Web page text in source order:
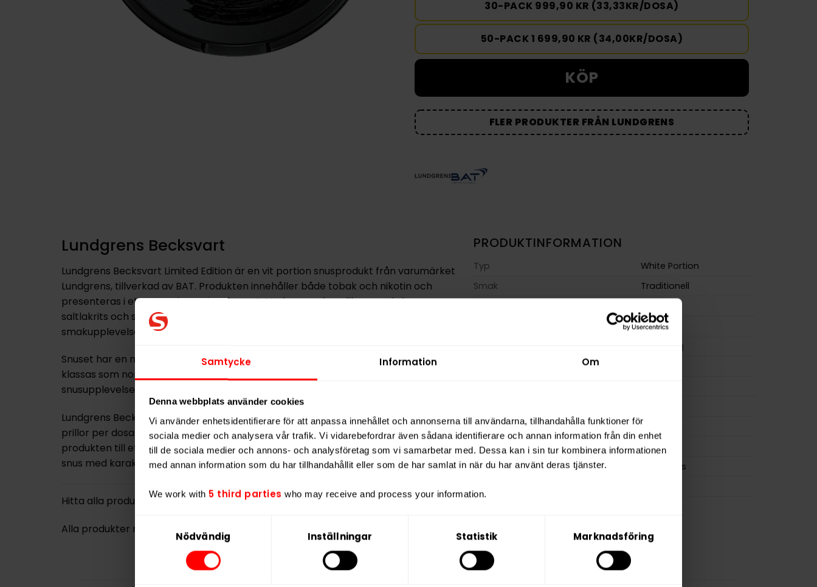
Samtycke Information Om
Denna webbplats använder cookies
Vi använder enhetsidentifierare för att anpassa innehållet och annonserna till användarna, tillhandahålla funktioner för
sociala medier och analysera vår trafik. Vi vidarebefordrar även sådana identifierare och annan information från din enhet
till de sociala medier och annons- och analysföretag som vi samarbetar med. Dessa kan i sin tur kombinera informationen
med annan information som du har tillhandahållit eller som de har samlat in när du har använt deras tjänster.
We work with 5 third parties who may receive and process your information.
Nödvändig Inställningar Statistik Marknadsföring
30-PACK 999,90 KR (33,33KR/DOSA)
50-PACK 1 699,90 KR (34,00KR/DOSA)
KÖP
FLER PRODUKTER FRÅN LUNDGRENS
Lundgrens Becksvart
Lundgrens Becksvart Limited Edition är en vit portion snusprodukt från varumärket
Lundgrens, tillverkad av BAT. Produkten innehåller både tobak och nikotin och
presenteras i ett normalt portionsformat. Med en smakprofil som präglas av
saltlakrits och salmiak erbjuder snuset en distinkt och välbalanserad
smakupplevelse.
Snuset har en nikotinhalt på 10 mg/g, vilket motsvarar 8 mg nikotin per portion, och
klassas som normal i styrka. Det är ett alternativ för den som söker en traditionell
snusupplevelse med tydliga toner av lakrits utan att vara för stark.
Lundgrens Becksvart Limited Edition lanserades i juli 2024 och levereras med 22
prillor per dosa. Kombinationen av klassisk smak och balanserad styrka gör
produkten till ett attraktivt val för både erfarna användare och de som föredrar en
snus med karaktär men med en måttlig nikotineffekt.
Hitta alla produkter frånLundgrens
Alla produkter med smaken Traditionell
PRODUKTINFORMATION
Typ
White Portion
Smak
Traditionell
Normal
10,0 mg/g
Portioner per dosa
22
Vikt per portion
0,8 g
Varumärke
Lundgrens